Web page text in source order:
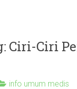
Ciri-Ciri
info umum medis